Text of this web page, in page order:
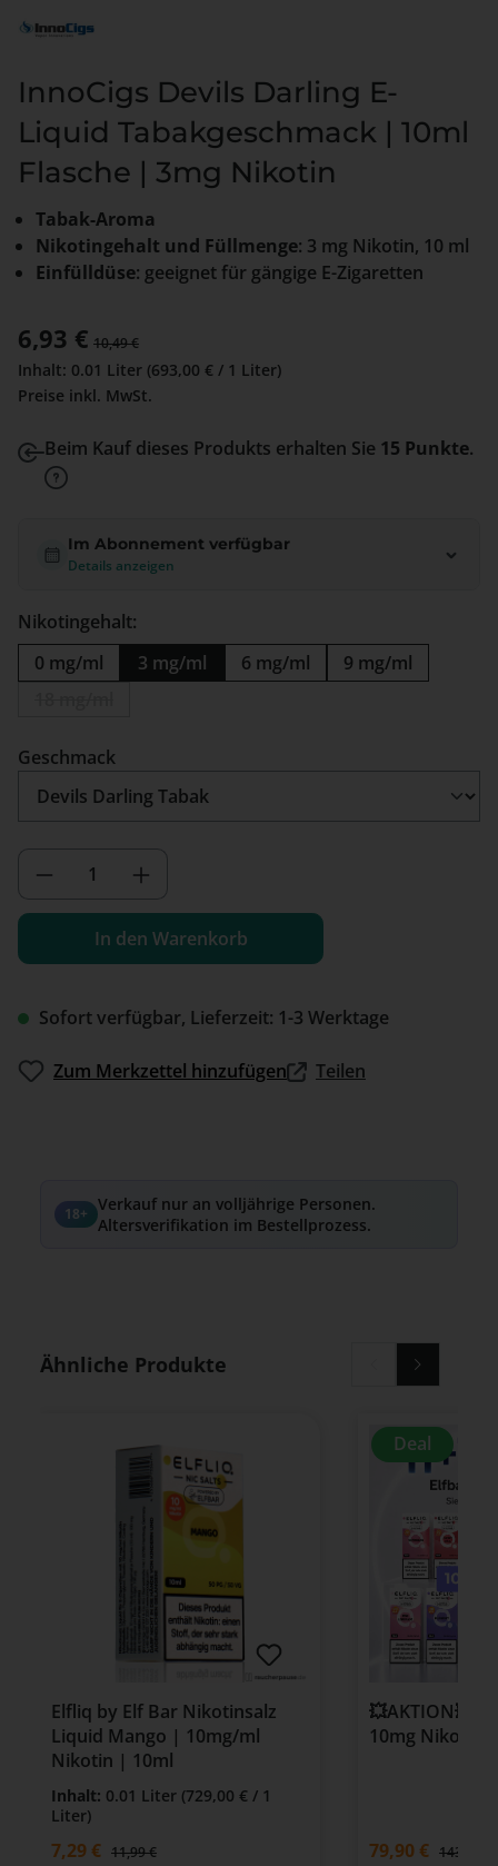
InnoCigs Devils Darling E-
Liquid Tabakgeschmack | 10ml
Flasche | 3mg Nikotin
Tabak-Aroma
Nikotingehalt und Füllmenge: 3 mg Nikotin, 10 ml
Einfülldüse: geeignet für gängige E-Zigaretten
Verkaufspreis:
6,93 € Regulärer Preis:
10,49 €
Inhalt: 0.01 Liter (693,00 € / 1 Liter)
Preise inkl. MwSt.
Beim Kauf dieses Produkts erhalten Sie 15 Punkte.
Im Abonnement verfügbar
Details anzeigen
Sofort verfügbar, Lieferzeit: 1-3 Werktage
Nikotingehalt:
0 mg/ml
3 mg/ml 6 mg/ml
9 mg/ml
Geschmack
Produkt Anzahl: Gib den
In den Warenkorb
Zum Merkzettel hinzufügen Teilen
18+ Verkauf nur an volljährige Personen.
Altersverifikation im Bestellprozess.
Produktgalerie überspringen
Ähnliche Produkte
Elfliq by Elf Bar Nikotinsalz
Liquid Mango | 10mg/ml
Nikotin | 10ml
Inhalt: 0.01 Liter (729,00 € / 1
Liter)
Verkaufspreis:
7,29 € Regulärer Preis:
11,99 €
Deal
💥AKTION💥
10mg Nikotin
79,90 € 143,88 €